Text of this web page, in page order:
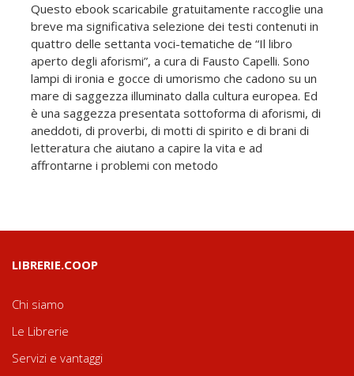
Questo ebook scaricabile gratuitamente raccoglie una
breve ma significativa selezione dei testi contenuti in
quattro delle settanta voci-tematiche de “Il libro
aperto degli aforismi”, a cura di Fausto Capelli. Sono
lampi di ironia e gocce di umorismo che cadono su un
mare di saggezza illuminato dalla cultura europea. Ed
è una saggezza presentata sottoforma di aforismi, di
aneddoti, di proverbi, di motti di spirito e di brani di
letteratura che aiutano a capire la vita e ad
affrontarne i problemi con metodo
LIBRERIE.COOP
Chi siamo
Le Librerie
Servizi e vantaggi